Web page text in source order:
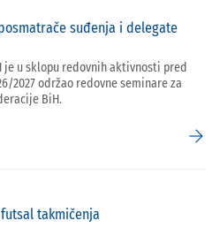
suđenja i delegate
je u sklopu redovnih aktivnosti pred
2027 održao redovne seminare za
BiH.
arrow_forward
takmičenja